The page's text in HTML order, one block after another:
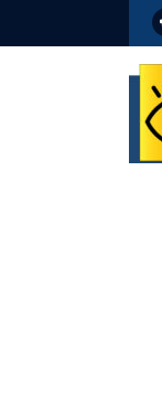
के पुलिस रिमांड पर, जांच तेज